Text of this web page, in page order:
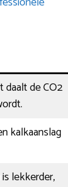
daalt de CO2
kalkaanslag
lekkerder,